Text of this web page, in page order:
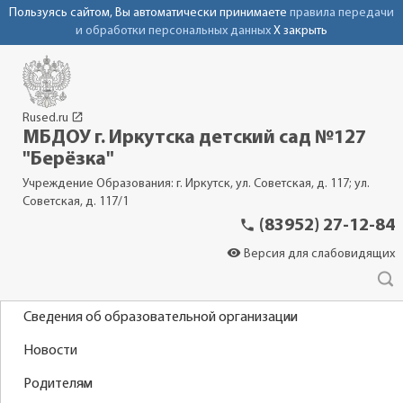
Пользуясь сайтом, Вы автоматически принимаете правила передачи
и обработки персональных данных X закрыть
Rused.ru launch
МБДОУ г. Иркутска детский сад №127
"Берёзка"
Учреждение Образования: г. Иркутск, ул. Советская, д. 117; ул.
Советская, д. 117/1
phone (83952) 27-12-84
visibility Версия для слабовидящих
Сведения об образовательной организации
Новости
Родителям